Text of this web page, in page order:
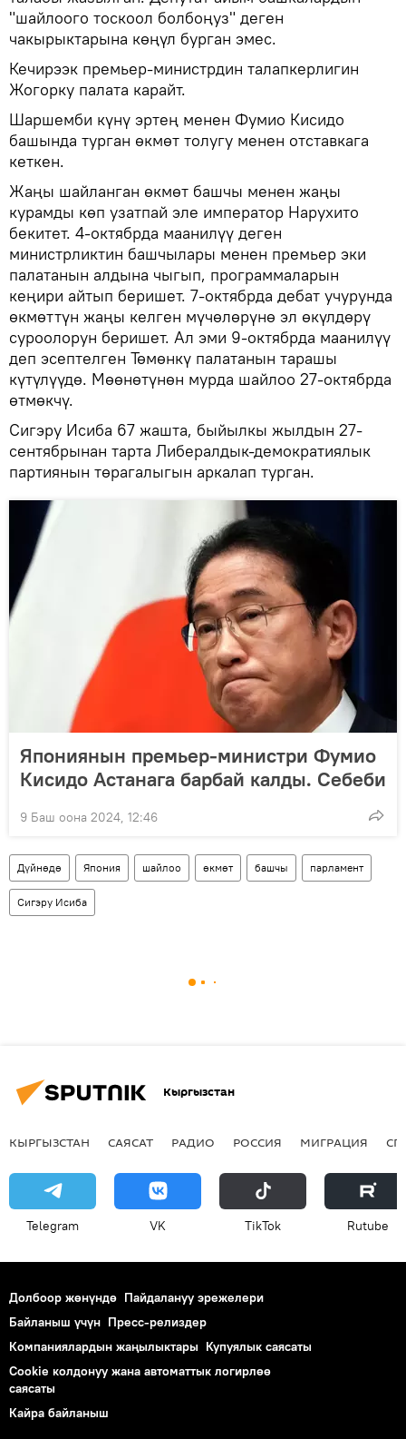
"шайлоого тоскоол болбоңуз" деген
чакырыктарына көңүл бурган эмес.
Кечирээк премьер-министрдин талапкерлигин
Жогорку палата карайт.
Шаршемби күнү эртең менен Фумио Кисидо
башында турган өкмөт толугу менен отставкага
кеткен.
Жаңы шайланган өкмөт башчы менен жаңы
курамды көп узатпай эле император Нарухито
бекитет. 4-октябрда маанилүү деген
министрликтин башчылары менен премьер эки
палатанын алдына чыгып, программаларын
кеңири айтып беришет. 7-октябрда дебат учурунда
өкмөттүн жаңы келген мүчөлөрүнө эл өкүлдөрү
суроолорун беришет. Ал эми 9-октябрда маанилүү
деп эсептелген Төмөнкү палатанын тарашы
күтүлүүдө. Мөөнөтүнөн мурда шайлоо 27-октябрда
өтмөкчү.
Сигэру Исиба 67 жашта, быйылкы жылдын 27-
сентябрынан тарта Либералдык-демократиялык
партиянын төрагалыгын аркалап турган.
Япониянын премьер-министри Фумио
Кисидо Астанага барбай калды. Себеби
9 Баш оона 2024, 12:46
Дүйнөдө Япония шайлоо өкмөт башчы парламент
Сигэру Исиба
Кыргызстан
КЫРГЫЗСТАН САЯСАТ РАДИО РОССИЯ МИГРАЦИЯ
Telegram VK ТikТоk Rutube
Долбоор жөнүндө Пайдалануу эрежелери
Байланыш үчүн Пресс-релиздер
Компаниялардын жаңылыктары Купуялык саясаты
Cookie колдонуу жана автоматтык логирлөө
саясаты
Кайра байланыш